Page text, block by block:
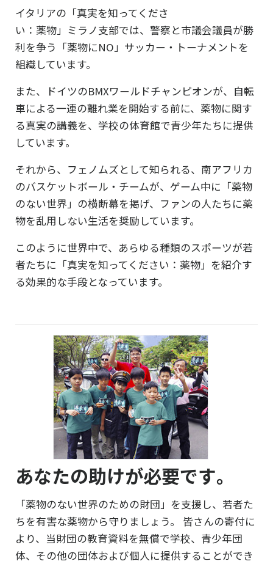
イタリアの「真実を知ってくださ
い：薬物」ミラノ支部では、警察と市議会議員が勝
利を争う「薬物にNO」サッカー・トーナメントを
組織しています。
また、ドイツのBMXワールドチャンピオンが、自転
車による一連の離れ業を開始する前に、薬物に関す
る真実の講義を、学校の体育館で青少年たちに提供
しています。
それから、フェノムズとして知られる、南アフリカ
のバスケットボール・チームが、ゲーム中に「薬物
のない世界」の横断幕を掲げ、ファンの人たちに薬
物を乱用しない生活を奨励しています。
このように世界中で、あらゆる種類のスポーツが若
者たちに「真実を知ってください：薬物」を紹介す
る効果的な手段となっています。
あなたの助けが必要です｡
「薬物のない世界のための財団」を支援し、若者た
ちを有害な薬物から守りましょう。 皆さんの寄付に
より、当財団の教育資料を無償で学校、青少年団
体、その他の団体および個人に提供することができ